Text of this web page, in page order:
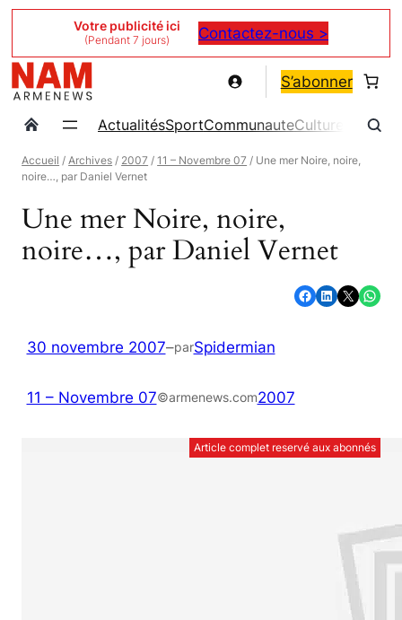
contenu
Votre publicité ici
(Pendant 7 jours) Contactez-nous >
S’abonner
ActualitésSportCommunauteCulture
Accueil /Archives / 2007 /11 – Novembre 07 / Une mer Noire, noire,
noire…, par Daniel Vernet
Une mer Noire, noire,
noire…, par Daniel Vernet
Partager sur Facebook Partager sur LinkedIn Partager sur X Partager sur WhatsApp
30 novembre 2007–parSpidermian
11 – Novembre 07©armenews.com2007
Article complet reservé aux abonnés